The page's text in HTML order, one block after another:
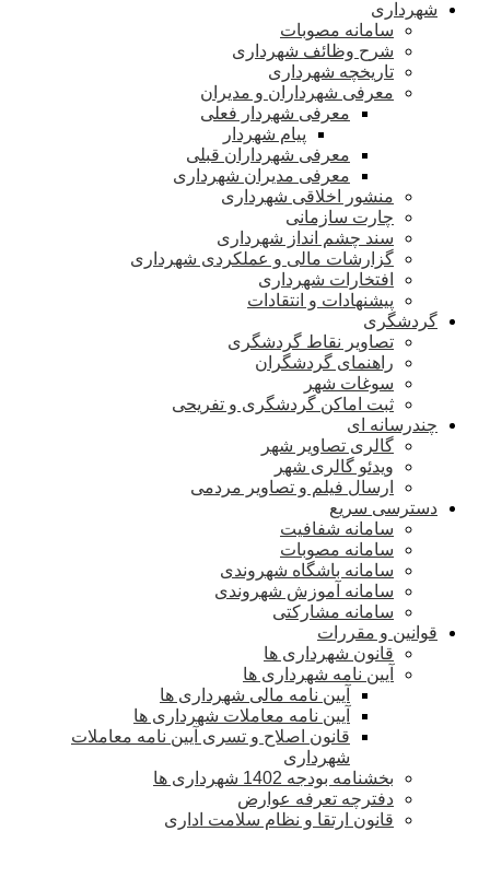
شهرداری
سامانه مصوبات
شرح وظائف شهرداری
تاریخچه شهرداری
معرفی شهرداران و مدیران
معرفی شهردار فعلی
پیام شهردار
معرفی شهرداران قبلی
معرفی مدیران شهرداری
منشور اخلاقی شهرداری
چارت سازمانی
سند چشم انداز شهرداری
گزارشات مالی و عملکردی شهرداری
افتخارات شهرداری
پیشنهادات و انتقادات
گردشگری
تصاویر نقاط گردشگری
راهنمای گردشگران
سوغات شهر
ثبت اماکن گردشگری و تفریحی
چندرسانه ای
گالری تصاویر شهر
ویدئو گالری شهر
ارسال فیلم و تصاویر مردمی
دسترسی سریع
سامانه شفافیت
سامانه مصوبات
سامانه باشگاه شهروندی
سامانه آموزش شهروندی
سامانه مشارکتی
قوانین و مقررات
قانون شهرداری ها
آیین نامه شهرداری ها
آیین نامه مالی شهرداری ها
آیین نامه معاملات شهرداری ها
قانون اصلاح و تسری آیین نامه معاملات
شهرداری
بخشنامه بودجه 1402 شهرداری ها
دفترچه تعرفه عوارض
قانون ارتقا و نظام سلامت اداری